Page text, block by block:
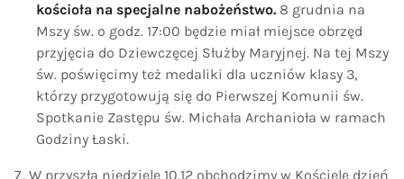
kościoła na specjalne nabożeństwo. 8 grudnia na
Mszy św. o godz. 17:00 będzie miał miejsce obrzęd
przyjęcia do Dziewczęcej Służby Maryjnej. Na tej Mszy
św. poświęcimy też medaliki dla uczniów klasy 3,
którzy przygotowują się do Pierwszej Komunii św.
Spotkanie Zastępu św. Michała Archanioła w ramach
Godziny Łaski.
W przyszłą niedzielę 10.12 obchodzimy w Kościele dzień